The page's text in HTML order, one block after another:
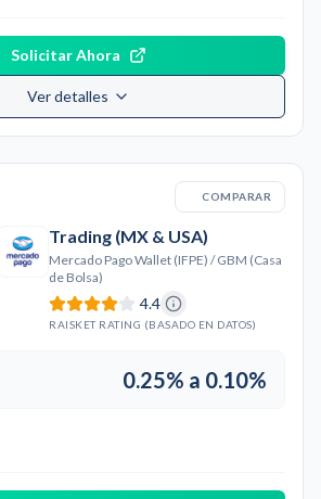
Solicitar Ahora
Ver detalles
COMPARAR
Trading (MX & USA)
Mercado Pago Wallet (IFPE) / GBM (Casa
de Bolsa)
4.4
RAISKET RATING (BASADO EN DATOS)
0.25% a 0.10%